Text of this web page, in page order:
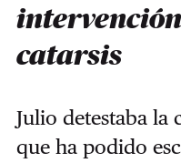
catarsis
Julio detestaba la
que ha podido